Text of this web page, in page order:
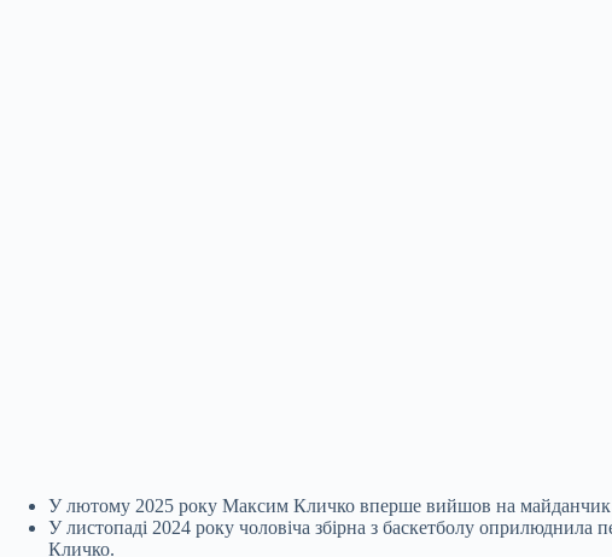
У лютому 2025 року Максим Кличко вперше вийшов на майданчик у
У листопаді 2024 року чоловіча збірна з баскетболу
Кличко.